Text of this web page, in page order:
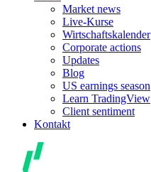
Market news
Live-Kurse
Wirtschaftskalender
Corporate actions
Updates
Blog
US earnings season
Learn TradingView
Client sentiment
Kontakt